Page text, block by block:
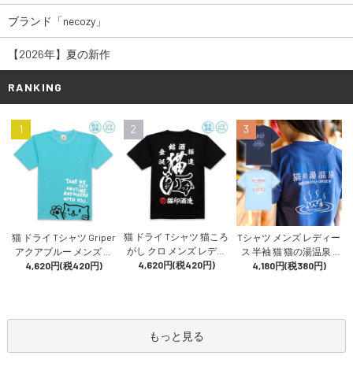
ブランド「necozy」
【2026年】夏の新作
RANKING
1
猫 ドライ Tシャツ Griper
アクアブルー メンズ レ
ディース 半袖 プリント
4,620円(税420円)
2
猫 ドライ Tシャツ 猫ころ
がし クロ メンズ レディ
ース 半袖 日本酒 酒造 猫
4,620円(税420円)
3
Tシャツ メンズ レディー
ス 半袖 猫 猫の湯温泉 -
アイイロ おもしろ ネコ
4,180円(税380円)
もっと見る